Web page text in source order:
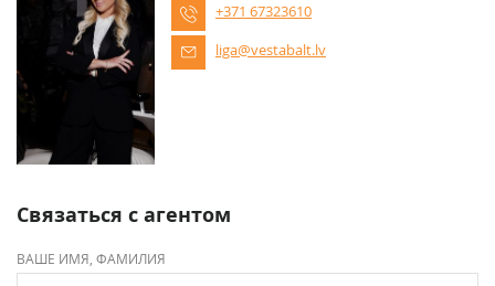
+371 67323610
liga@vestabalt.lv
Связаться с агентом
ВАШЕ ИМЯ, ФАМИЛИЯ